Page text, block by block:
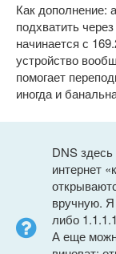
Как дополнение:
подхватить
начинается с
устройство
помогает
иногда и
DNS
интернет
вручную.
либо
А еще